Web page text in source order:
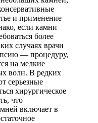
и применение
если камни
более
случаях врачи
— процедуру,
на мелкие
волн. В редких
серьезные
хирургическое
что
включает в